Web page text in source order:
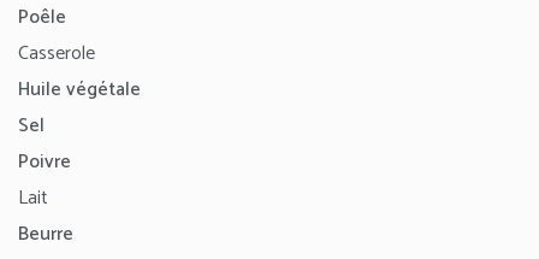
Poêle
Casserole
Huile végétale
Sel
Poivre
Lait
Beurre